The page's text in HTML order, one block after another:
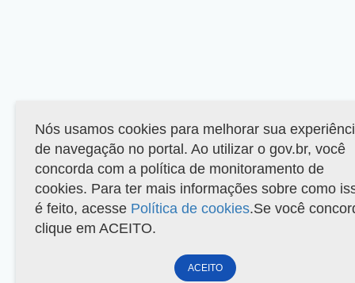
Nós usamos cookies para melhorar sua
de navegação no portal. Ao utilizar o gov.br, você
concorda com a política de monitoramento de
cookies. Para ter mais informações sobre como
é feito, acesse Política de cookies.Se você
clique em ACEITO.
ACEITO